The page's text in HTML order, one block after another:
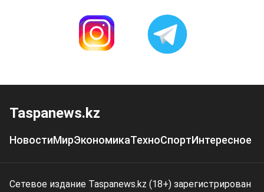
Taspanews.kz
НовостиМирЭкономикаТехноСпортИнтересное
Сетевое издание Taspanews.kz (18+) зарегистрирован